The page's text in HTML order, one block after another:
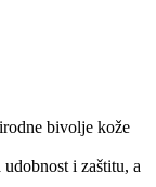
bivolje kože
i zaštitu, a